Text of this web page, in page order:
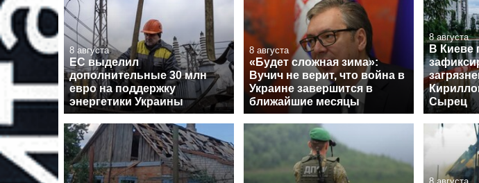
8 августа
ЕС выделил
дополнительные 30 млн
евро на поддержку
энергетики Украины
8 августа
«Будет сложная зима»:
Вучич не верит, что война в
Украине завершится в
ближайшие месяцы
8 августа
В Киеве
Сырец